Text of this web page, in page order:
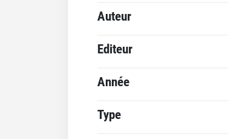
Auteur
Editeur
Année
Type